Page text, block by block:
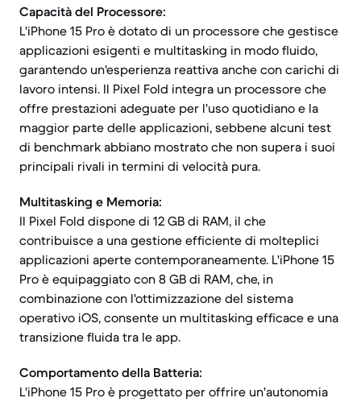
Capacità del Processore:
L'iPhone 15 Pro è dotato di un processore che gestisce
applicazioni esigenti e multitasking in modo fluido,
garantendo un'esperienza reattiva anche con carichi di
lavoro intensi. Il Pixel Fold integra un processore che
offre prestazioni adeguate per l'uso quotidiano e la
maggior parte delle applicazioni, sebbene alcuni test
di benchmark abbiano mostrato che non supera i suoi
principali rivali in termini di velocità pura.
Multitasking e Memoria:
Il Pixel Fold dispone di 12 GB di RAM, il che
contribuisce a una gestione efficiente di molteplici
applicazioni aperte contemporaneamente. L'iPhone 15
Pro è equipaggiato con 8 GB di RAM, che, in
combinazione con l'ottimizzazione del sistema
operativo iOS, consente un multitasking efficace e una
transizione fluida tra le app.
Comportamento della Batteria:
L'iPhone 15 Pro è progettato per offrire un'autonomia